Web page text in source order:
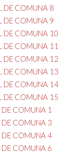
DE COMUNA 8
DE COMUNA 9
DE COMUNA 10
DE COMUNA 11
DE COMUNA 12
DE COMUNA 13
DE COMUNA 14
DE COMUNA 15
COMUNA 1
COMUNA 3
COMUNA 4
COMUNA 6